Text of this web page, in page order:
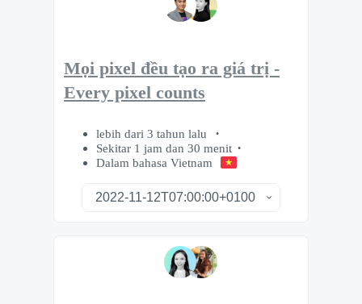
Mọi pixel đều tạo ra giá trị -
Every pixel counts
lebih dari 3 tahun lalu
Sekitar 1 jam dan 30 menit
Dalam bahasa Vietnam